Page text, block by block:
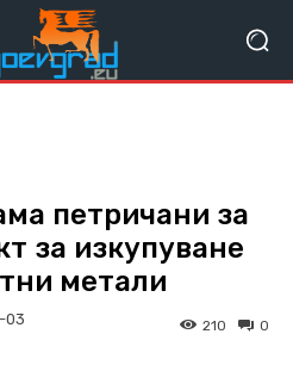
петричани за
за изкупуване
метали
03 0
210